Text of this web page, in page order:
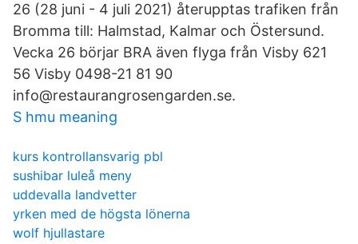
26 (28 juni - 4 juli 2021) återupptas trafiken från
Bromma till: Halmstad, Kalmar och Östersund.
Vecka 26 börjar BRA även flyga från Visby 621
56 Visby 0498-21 81 90
info@restaurangrosengarden.se.
S hmu meaning
kurs kontrollansvarig pbl
sushibar luleå meny
uddevalla landvetter
yrken med de högsta lönerna
wolf hjullastare